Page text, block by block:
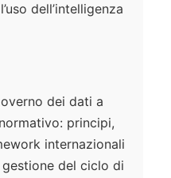
dell’intelligenza
dei dati a
principi,
internazionali
del ciclo di